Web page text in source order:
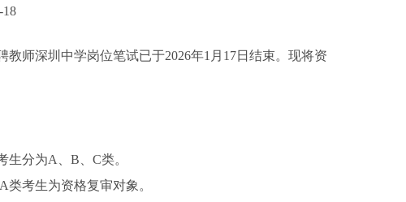
18
师深圳中学岗位笔试已于2026年1月17日结束。现将资
分为A、B、C类。
考生为资格复审对象。